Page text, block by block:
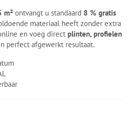
m² ontvangt u standaard 8 % gratis
materiaal heeft zonder extra
en voeg direct plinten, profielen
perfect afgewerkt resultaat.